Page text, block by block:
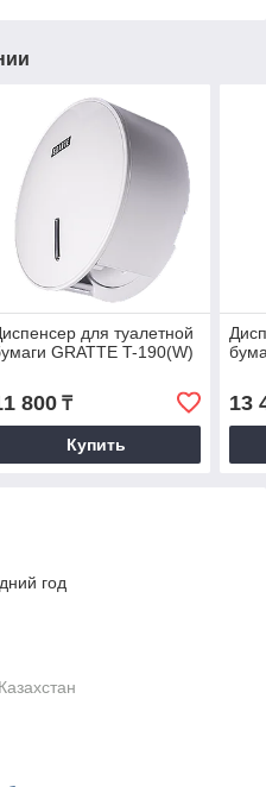
для туалетной
GRATTE T-190(W)
800₸
Купить
13
год